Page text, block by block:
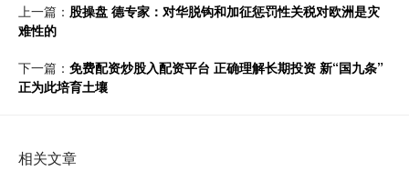
上一篇： 股操盘 德专家：对华脱钩和加征惩罚性关税对欧洲是灾
难性的
下一篇： 免费配资炒股入配资平台 正确理解长期投资 新“国九条”
正为此培育土壤
相关文章